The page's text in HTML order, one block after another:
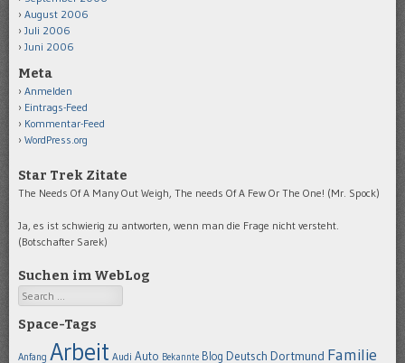
August 2006
Juli 2006
Juni 2006
Meta
Anmelden
Eintrags-Feed
Kommentar-Feed
WordPress.org
Star Trek Zitate
The Needs Of A Many Out Weigh, The needs Of A Few Or The One! (Mr. Spock)
Ja, es ist schwierig zu antworten, wenn man die Frage nicht versteht.
(Botschafter Sarek)
Suchen im WebLog
Search
Space-Tags
Anfang Arbeit Audi Auto Bekannte Blog Deutsch Dortmund Familie